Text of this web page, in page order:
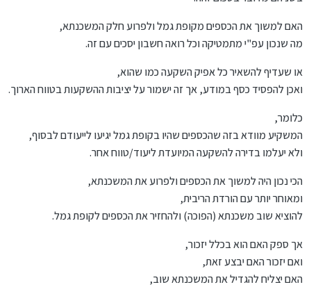
אולי נכון מבחינת מתמטיקה והרו"ח שלך יהיה מאושר, אבל
מבחינת יציבות תיקי ההשקעות - אני מסופק מאוד !
..........................
למשוך את הכספים משוק ההון, ולכסות חלק מהמשכנתא,
ואז בעוד חצי שנה להגדיל שוב את המשכנתא או לפדות
חלק מקרן הפנסיה, כדי להחזיר לשוק ההון, כדי לא להפסיד
את עליית המדדים בבורסה,
ואז לגלות שהפריים עולה בטירוף, ולמשוך שוב את הכספים
משוק ההון בהפסד, כדי לפרוע את המשכנתא,
וחוזר חלילה...
זה (לכאורה) מתכון להתרסקות פיננסית.
..........................
האם למשוך את הכספים מקופת גמל ולפרוע חלק המשכנתא,
מה שנכון עפ"י מתמטיקה וכל רואה חשבון יסכים עם זה.
או שעדיף להשאיר כל אפיק השקעה כמו שהוא,
ואכן להפסיד כסף במודע, אך זה ישמור על יציבות ההשקעות בטווח הארוך.
כלומר,
המשקיע מוודא בזה שהכספים שהיו בקופת גמל יגיעו לייעודם לבסוף,
ולא יעלמו בדירה להשקעה המיועדת ליעוד/טווח אחר.
הכי נכון היה למשוך את הכספים ולפרוע את המשכנתא,
ומאוחר יותר עם הורדת הריבית,
להוציא שוב משכנתא (הפוכה) ולהחזיר את הכספים לקופת גמל.
אך ספק האם הוא בכלל יזכור,
ואם יזכור האם יבצע זאת,
האם יצליח להגדיל את המשכנתא שוב,